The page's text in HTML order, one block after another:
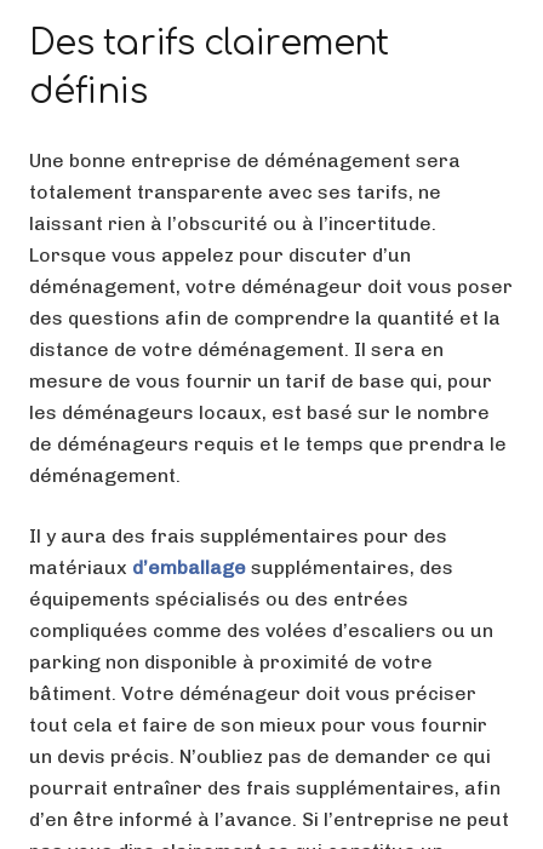
Des tarifs clairement
définis
Une bonne entreprise de déménagement sera
totalement transparente avec ses tarifs, ne
laissant rien à l’obscurité ou à l’incertitude.
Lorsque vous appelez pour discuter d’un
déménagement, votre déménageur doit vous poser
des questions afin de comprendre la quantité et la
distance de votre déménagement. Il sera en
mesure de vous fournir un tarif de base qui, pour
les déménageurs locaux, est basé sur le nombre
de déménageurs requis et le temps que prendra le
déménagement.
Il y aura des frais supplémentaires pour des
matériaux d’emballage supplémentaires, des
équipements spécialisés ou des entrées
compliquées comme des volées d’escaliers ou un
parking non disponible à proximité de votre
bâtiment. Votre déménageur doit vous préciser
tout cela et faire de son mieux pour vous fournir
un devis précis. N’oubliez pas de demander ce qui
pourrait entraîner des frais supplémentaires, afin
d’en être informé à l’avance. Si l’entreprise ne peut